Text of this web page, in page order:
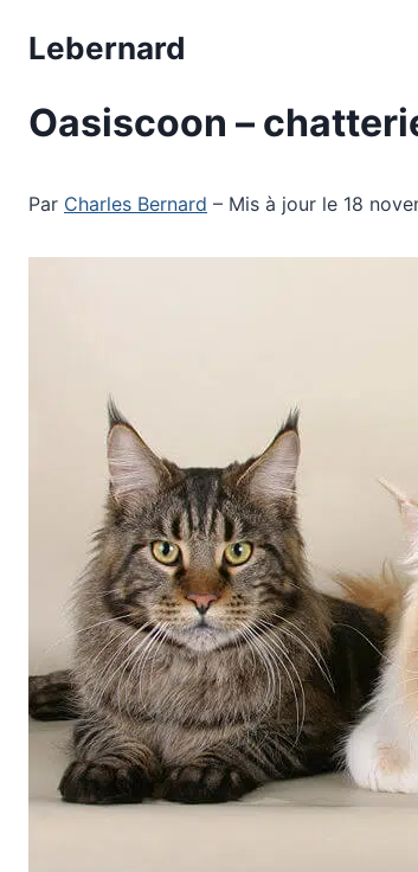
Lebernard
Oasiscoon –
Par Charles Bernard – Mis à jour le 18